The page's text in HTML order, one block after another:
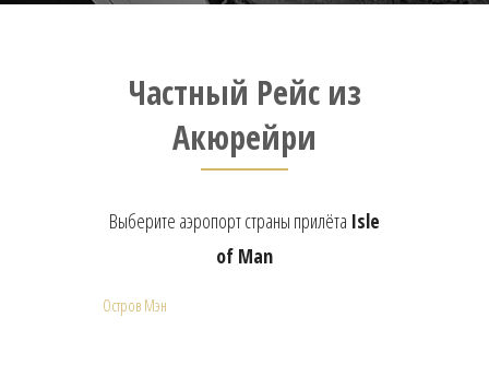
Частный Рейс из
Акюрейри
Выберите аэропорт страны прилёта Isle
of Man
Остров Мэн